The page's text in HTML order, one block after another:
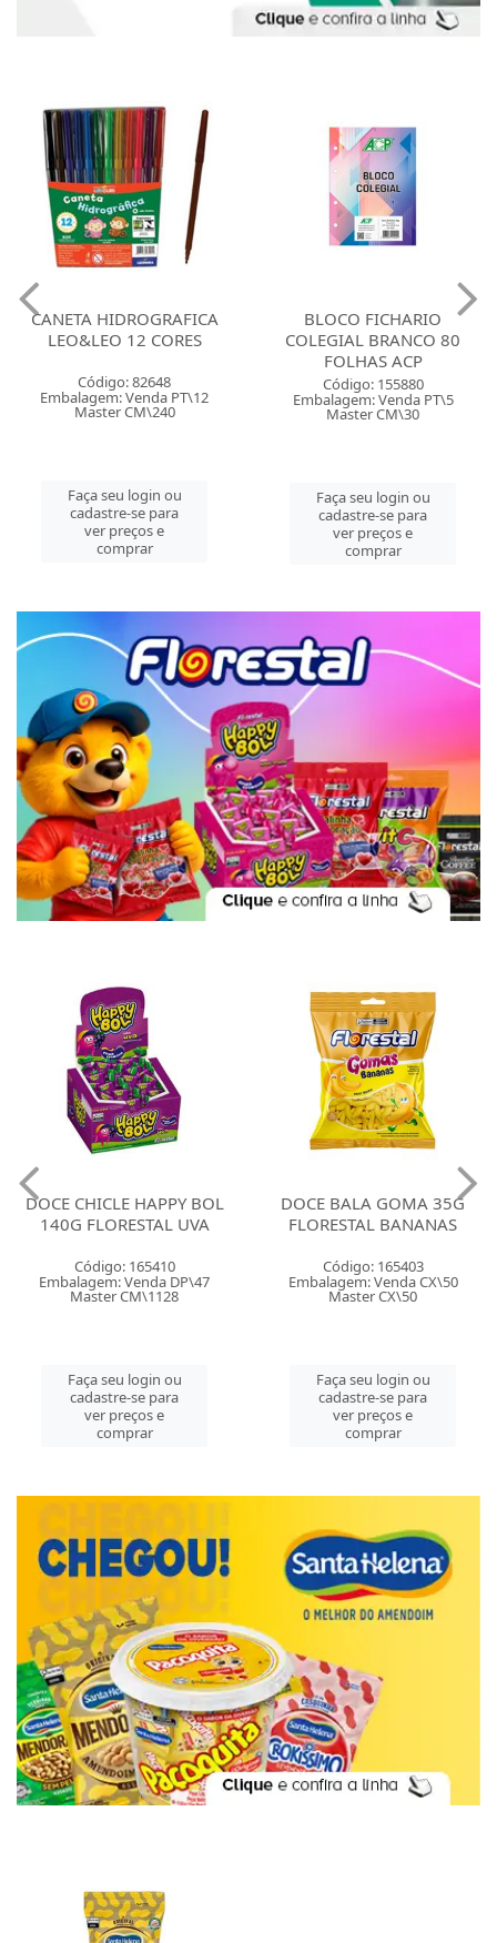
CANETA HIDROGRAFICA
LEO&LEO 12 CORES
Código: 82648
Embalagem: Venda PT\12
Master CM\240
Faça seu login ou
cadastre-se para
ver preços e
comprar
BLOCO FICHARIO
COLEGIAL BRANCO 80
FOLHAS ACP
Código: 155880
Embalagem: Venda PT\5
Master CM\30
Faça seu login ou
cadastre-se para
ver preços e
comprar
DOCE CHICLE HAPPY BOL
140G FLORESTAL UVA
Código: 165410
Embalagem: Venda DP\47
Master CM\1128
Faça seu login ou
cadastre-se para
ver preços e
comprar
DOCE BALA GOMA 35G
FLORESTAL BANANAS
Código: 165403
Embalagem: Venda CX\50
Master CX\50
Faça seu login ou
cadastre-se para
ver preços e
comprar